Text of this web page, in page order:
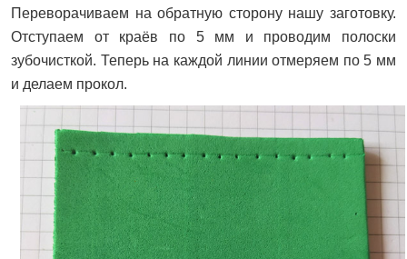
Переворачиваем на обратную сторону нашу заготовку.
Отступаем от краёв по 5 мм и проводим полоски
зубочисткой. Теперь на каждой линии отмеряем по 5 мм
и делаем прокол.